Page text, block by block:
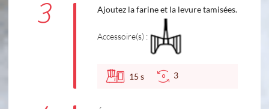
3 Ajoutez la farine et la levure tamisées.
Accessoire(s) :
15 s 3